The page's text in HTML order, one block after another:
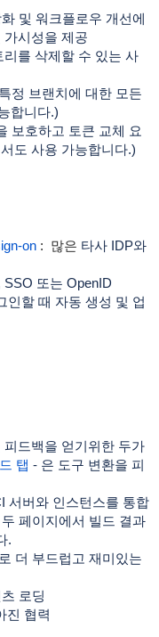
및 워크플로우 개선에
가시성을 제공
리를 삭제할 수 있는 사
정 브랜치에 대한 모든
합니다.)
보호하고 토큰 교체 요
도 사용 가능합니다.)
on: 많은 타사 IDP와
SSO 또는 OpenID
인할 때 자동 생성 및 업
드백을 얻기위한 두가
탭 - 은 도구 변환을 피
서버와 인스턴스를 통합
페이지에서 빌드 결과
.
더 부드럽고 재미있는
로딩
진 협력